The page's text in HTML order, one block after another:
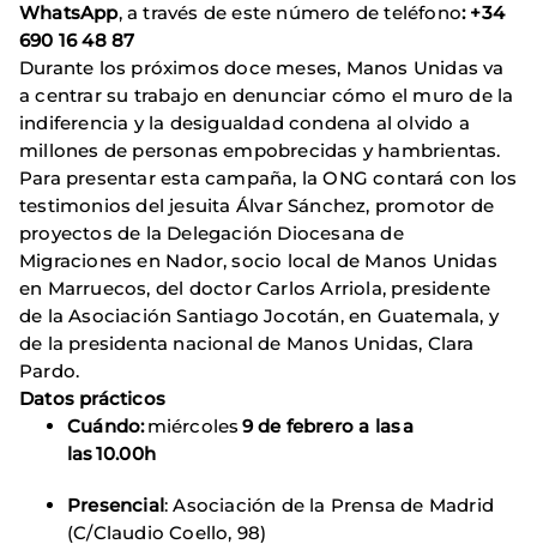
WhatsApp, a través de este número de teléfono: +34
690 16 48 87
Durante los próximos doce meses, Manos Unidas va
a centrar su trabajo en denunciar cómo el muro de la
indiferencia y la desigualdad condena al olvido a
millones de personas empobrecidas y hambrientas.
Para presentar esta campaña, la ONG contará con los
testimonios del jesuita Álvar Sánchez, promotor de
proyectos de la Delegación Diocesana de
Migraciones en Nador, socio local de Manos Unidas
en Marruecos, del doctor Carlos Arriola, presidente
de la Asociación Santiago Jocotán, en Guatemala, y
de la presidenta nacional de Manos Unidas, Clara
Pardo.
Datos prácticos
Cuándo:miércoles 9 de febrero a lasa
las10.00h
Presencial: Asociación de la Prensa de Madrid
(C/Claudio Coello, 98)